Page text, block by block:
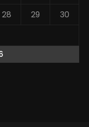
28 29
30